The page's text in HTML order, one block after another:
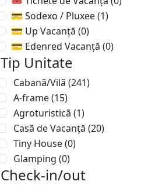
💳 Sodexo / Pluxee(1)
💳 Up Vacanță (0)
💳 Edenred Vacanță (0)
Tip Unitate
Cabanã/Vilã (241)
A-frame(15)
Agroturisticã (1)
Casã de Vacanță (20)
Tiny House(0)
Glamping (0)
Check-in/out